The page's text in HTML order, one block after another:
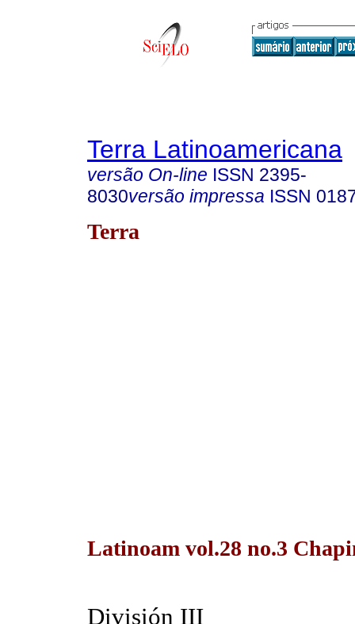
Terra Latinoamericana
versão On-line ISSN 2395-
8030versão impressa ISSN
Terra
Latinoam vol.28 no.3
División III